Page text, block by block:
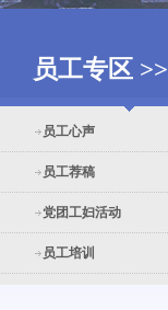
员工专区 >>
员工心声
员工荐稿
党团工妇活动
员工培训